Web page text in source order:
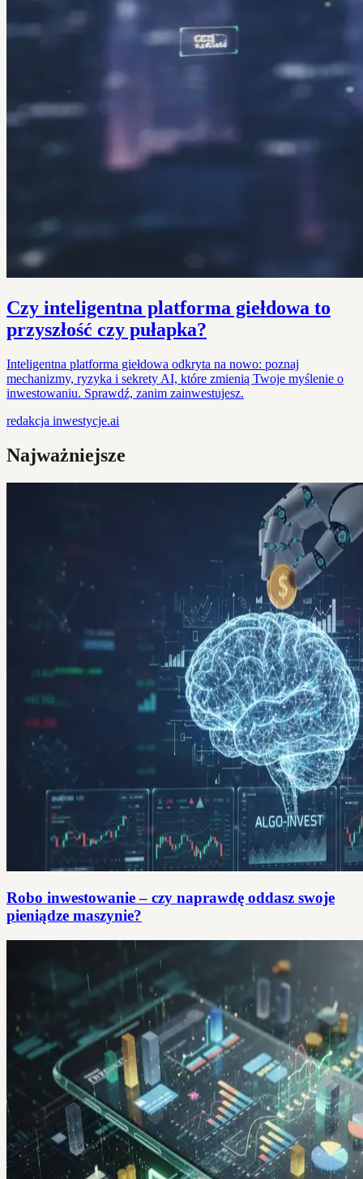
Czy inteligentna platforma giełdowa to
przyszłość czy pułapka?
Inteligentna platforma giełdowa odkryta na nowo: poznaj
mechanizmy, ryzyka i sekrety AI, które zmienią Twoje myślenie o
inwestowaniu. Sprawdź, zanim zainwestujesz.
redakcja inwestycje.ai
Najważniejsze
Robo inwestowanie – czy naprawdę oddasz swoje
pieniądze maszynie?